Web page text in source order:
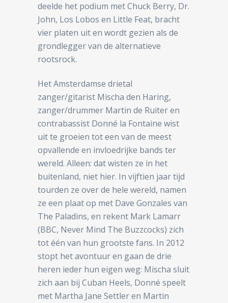
deelde het podium met Chuck Berry, Dr.
John, Los Lobos en Little Feat, bracht
vier platen uit en wordt gezien als de
grondlegger van de alternatieve
rootsrock.
Het Amsterdamse drietal
zanger/gitarist Mischa den Haring,
zanger/drummer Martin de Ruiter en
contrabassist Donné la Fontaine wist
uit te groeien tot een van de meest
opvallende en invloedrijke bands ter
wereld. Alleen: dat wisten ze in het
buitenland, niet hier. In vijftien jaar tijd
tourden ze over de hele wereld, namen
ze een plaat op met Dave Gonzales van
The Paladins, en rekent Mark Lamarr
(BBC, Never Mind The Buzzcocks) zich
tot één van hun grootste fans. In 2012
stopt het avontuur en gaan de drie
heren ieder hun eigen weg: Mischa sluit
zich aan bij Cuban Heels, Donné speelt
met Martha Jane Settler en Martin